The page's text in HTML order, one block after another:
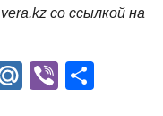
со ссылкой на
M
Vi